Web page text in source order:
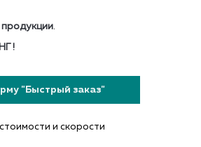
продукции.
!
"Быстрый заказ"
и скорости